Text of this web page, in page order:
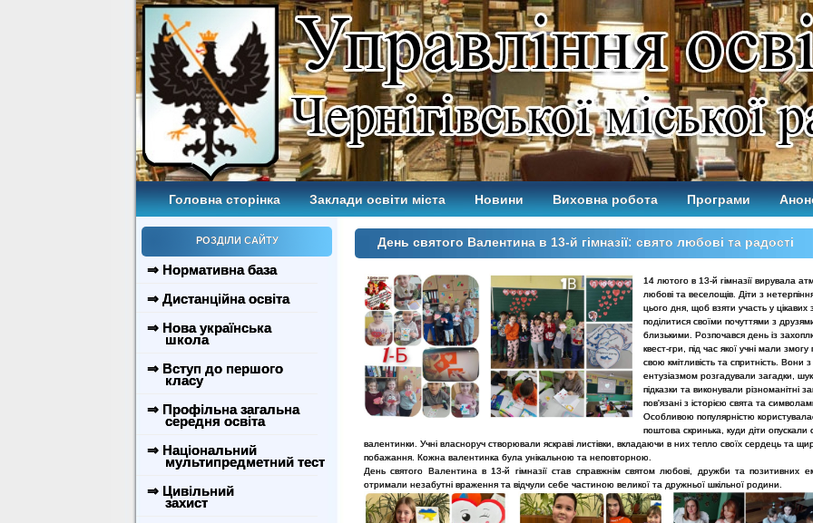
Головна сторінка Заклади освіти міста Новини Виховна робота Програми
РОЗДІЛИ САЙТУ
⇒ Нормативна база
⇒ Дистанційна освіта
⇒ Нова українська
школа
⇒ Вступ до першого
класу
⇒ Профільна загальна
середня освіта
⇒ Національний
мультипредметний тест
⇒ Цивільний
захист
День святого Валентина в 13-й гімназії: свято любові та радості
14 лютого в 13-й гімназії вирувала
любові та веселощів. Діти з
цього дня, щоб взяти участь у цікавих
поділитися своїми почуттями з
близькими. Розпочався день із
квест-гри, під час якої учні мали змогу
свою кмітливість та спритність. Вони з
ентузіазмом розгадували загадки,
підказки та виконували різноманітні
пов'язані з історією свята та
Особливою популярністю
поштова скринька, куди діти опускали
валентинки. Учні власноруч створювали яскраві листівки, вкладаючи в них тепло своїх сердець та
побажання. Кожна валентинка була унікальною та неповторною.
День святого Валентина в 13-й гімназії став справжнім святом любові, дружби та позитивних
отримали незабутні враження та відчули себе частиною великої та дружньої шкільної родини.